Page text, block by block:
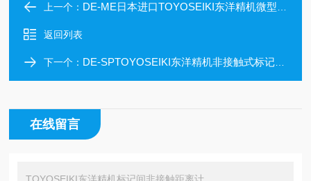
上一个： DE-ME日本进口TOYOSEIKI东洋精机微型伸长计
返回列表
下一个： DE-SPTOYOSEIKI东洋精机非接触式标记追踪装置
在线留言